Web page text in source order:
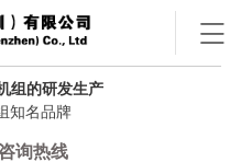
组的研发生产
知名品牌
询热线